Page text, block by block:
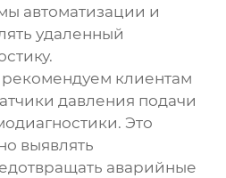
автоматизации и
удаленный
клиентам
давления подачи
Это
выявлять
аварийные